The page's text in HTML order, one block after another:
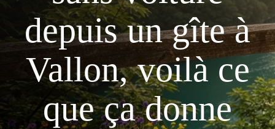
depuis un gîte à
Vallon, voilà ce
que ça donne